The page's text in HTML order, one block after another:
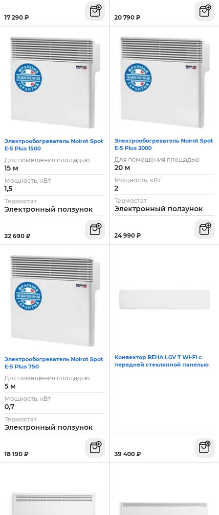
17 290 ₽ 20 790 ₽
Электрообогреватель Noirot Spot
E-5 Plus 1500
Для помещения площадью
15 м
Мощность, кВт
1,5
Термостат
Электронный ползунок
22 690 ₽
Электрообогреватель Noirot Spot
E-5 Plus 2000
Для помещения площадью
20 м
Мощность, кВт
2
Термостат
Электронный ползунок
24 990 ₽
Электрообогреватель Noirot Spot
E-5 Plus 750
Для помещения площадью
5 м
Мощность, кВт
0,7
Термостат
Электронный ползунок
18 190 ₽
Конвектор BEHA LGV 7 Wi-Fi с
передней стеклянной панелью
39 400 ₽